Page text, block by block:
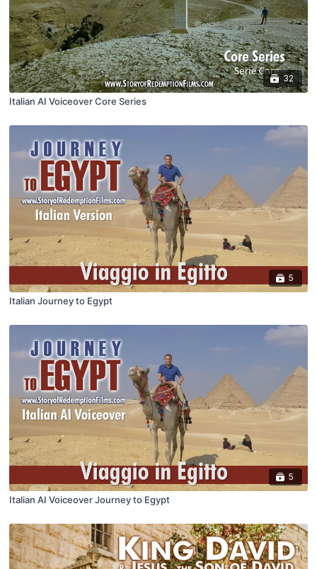
32
Italian AI Voiceover Core Series
5
Italian Journey to Egypt
5
Italian AI Voiceover Journey to Egypt